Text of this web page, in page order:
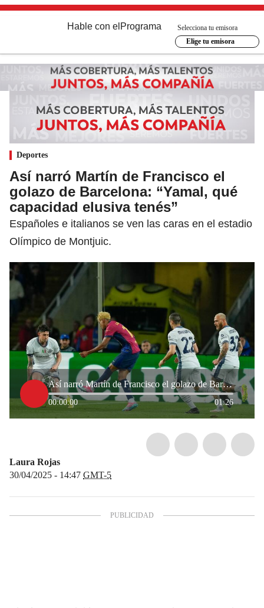
Hable con el Programa
Selecciona tu emisora
Elige tu emisora
Deportes
Así narró Martín de Francisco el
golazo de Barcelona: “Yamal, qué
capacidad elusiva tenés”
Españoles e italianos se ven las caras en el estadio
Olímpico de Montjuic.
Así narró Martín de Francisco el golazo de Barcelona: “Yamal, qué capacidad elusiva tenés”
00:00:00 01:26
Laura Rojas
30/04/2025 - 14:47 GMT-5